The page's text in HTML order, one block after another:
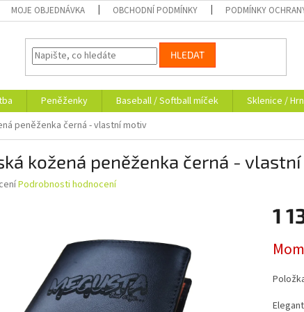
MOJE OBJEDNÁVKA OBCHODNÍ PODMÍNKY PODMÍNKY
HLEDAT
Peněženky Baseball / Softball míček Sklenice /
peněženka černá - vlastní motiv
kožená peněženka černá -
Podrobnosti hodnocení
1
cena: